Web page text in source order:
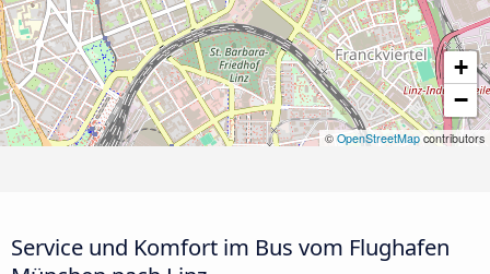
+
−
© OpenStreetMapcontributors
Service und Komfort im Bus vom Flughafen